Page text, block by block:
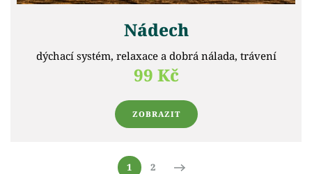
Nádech
dýchací systém, relaxace a dobrá nálada, trávení
99 Kč
ZOBRAZIT
1 2